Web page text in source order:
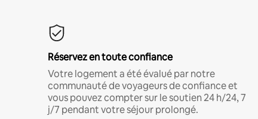
Réservez en toute confiance
Votre logement a été évalué par notre
communauté de voyageurs de confiance et
vous pouvez compter sur le soutien 24 h/24, 7
j/7 pendant votre séjour prolongé.